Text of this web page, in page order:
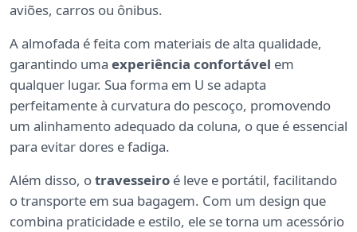
aviões, carros ou ônibus.
A almofada é feita com materiais de alta qualidade,
garantindo uma experiência confortável em
qualquer lugar. Sua forma em U se adapta
perfeitamente à curvatura do pescoço, promovendo
um alinhamento adequado da coluna, o que é essencial
para evitar dores e fadiga.
Além disso, otravesseiro é leve e portátil, facilitando
o transporte em sua bagagem. Com um design que
combina praticidade e estilo, ele se torna um acessório